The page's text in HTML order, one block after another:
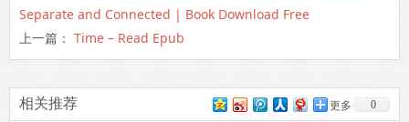
Separate and Connected | Book Download Free
上一篇： Time – Read Epub
相关推荐 更多 0